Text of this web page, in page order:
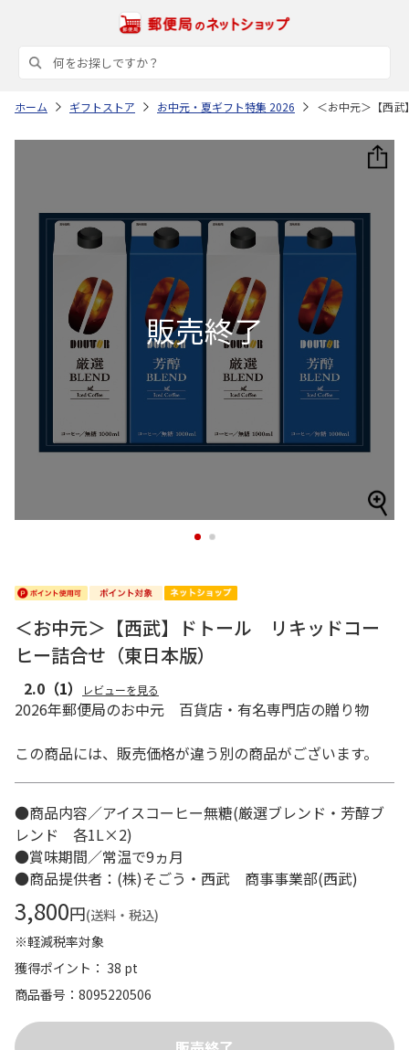
ホーム ギフトストア お中元・夏ギフト特集 2026 ＜お中元＞【西
1 2
＜お中元＞【西武】ドトール リキッドコー
ヒー詰合せ（東日本版）
2.0 （1） レビューを見る
2026年郵便局のお中元 百貨店・有名専門店の贈り物
この商品には、販売価格が違う別の商品がございます。
●商品内容／アイスコーヒー無糖(厳選ブレンド・芳醇ブ
レンド 各1L×2)
●賞味期間／常温で9ヵ月
●商品提供者：(株)そごう・西武 商事事業部(西武)
3,800円(送料・税込)
※軽減税率対象
獲得ポイント： 38 pt
商品番号
8095220506